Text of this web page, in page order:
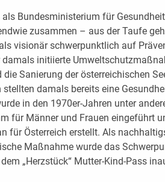
als Bundesministerium für
zusammen – aus der Taufe
visionär schwerpunktlich auf
damals initiierte
Sanierung der österreichischen
stellten damals bereits eine
in den 1970er-Jahren unter
für Männer und Frauen eingeführt
für Österreich erstellt. Als
Maßnahme wurde das
„Herzstück“ Mutter-Kind-Pass